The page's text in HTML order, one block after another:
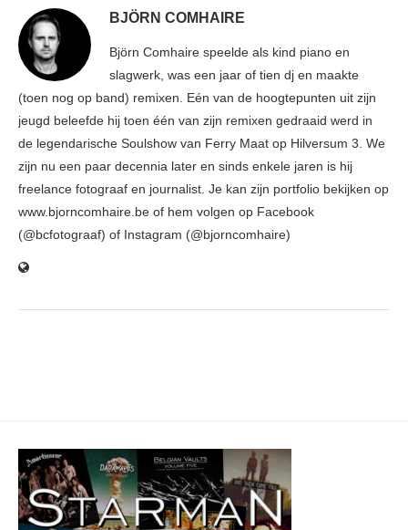
BJÖRN COMHAIRE
Björn Comhaire speelde als kind piano en
slagwerk, was een jaar of tien dj en maakte
(toen nog op band) remixen. Eén van de hoogtepunten uit zijn
jeugd beleefde hij toen één van zijn remixen gedraaid werd in
de legendarische Soulshow van Ferry Maat op Hilversum 3. We
zijn nu een paar decennia later en sinds enkele jaren is hij
freelance fotograaf en journalist. Je kan zijn portfolio bekijken op
www.bjorncomhaire.be of hem volgen op Facebook
(@bcfotograaf) of Instagram (@bjorncomhaire)